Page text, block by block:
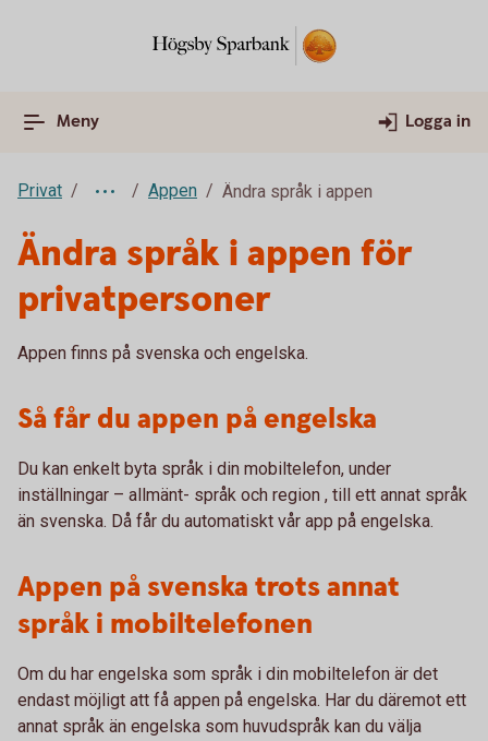
Meny Logga in
Privat Appen Ändra språk i appen
Ändra språk i appen för
privatpersoner
Appen finns på svenska och engelska.
Så får du appen på engelska
Du kan enkelt byta språk i din mobiltelefon, under
inställningar – allmänt- språk och region , till ett annat språk
än svenska. Då får du automatiskt vår app på engelska.
Appen på svenska trots annat
språk i mobiltelefonen
Om du har engelska som språk i din mobiltelefon är det
endast möjligt att få appen på engelska. Har du däremot ett
annat språk än engelska som huvudspråk kan du välja